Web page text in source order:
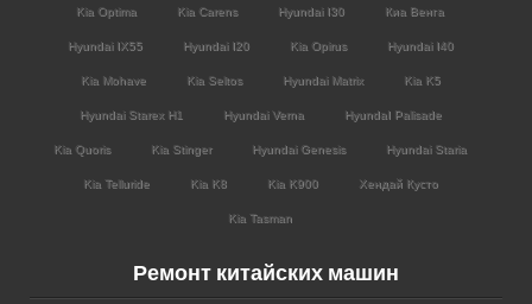
Kia Optima Kia Carens Hyundai I30 Киа Венга
Hyundai IX55 Hyundai I20 Kia Opirus Hyundai I40
Kia Mohave Kia Seltos Hyundai Matrix Kia K5
Hyundai Starex H1 Hyundai Verna HyundaI Palisade
Kia Quoris Kia Stinger Hyundai Genesis Hyundai Staria
Kia Telluride Kia K8 Kia K900 Хендай Кусто
Kia Tasman
Ремонт китайских машин